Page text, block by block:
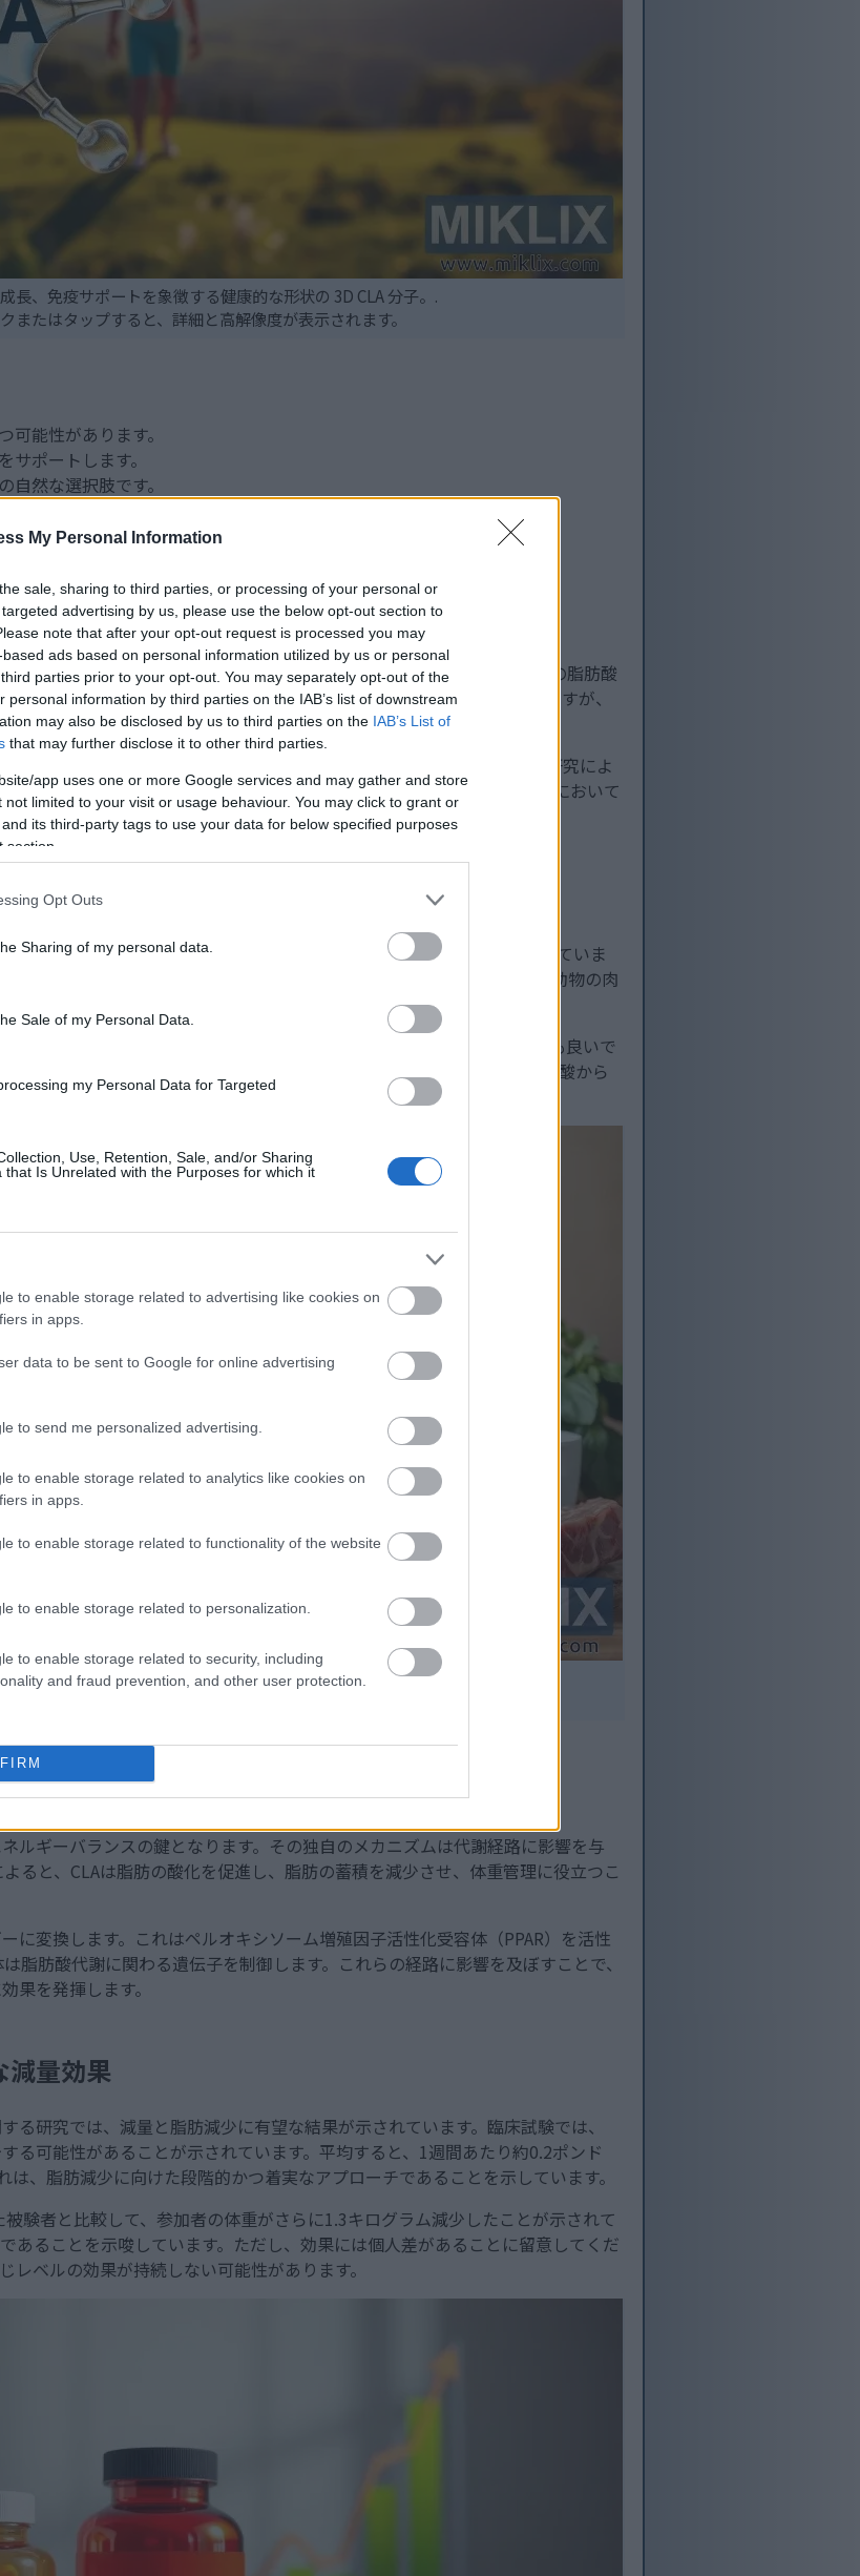
My Personal Information
sale, sharing to third parties, or processing of your personal or
advertising by us, please use the below opt-out section to
note that after your opt-out request is processed you may
ads based on personal information utilized by us or personal
parties prior to your opt-out. You may separately opt-out of the
personal information by third parties on the IAB’s list of downstream
may also be disclosed by us to third parties on the IAB’s List of
that may further disclose it to other third parties.
app uses one or more Google services and may gather and store
limited to your visit or usage behaviour. You may click to grant or
its third-party tags to use your data for below specified purposes
Opt Outs
Sharing of my personal data.
Sale of my Personal Data.
my Personal Data for Targeted
Use, Retention, Sale, and/or Sharing
that Is Unrelated with the Purposes for which it
to enable storage related to advertising like cookies on
in apps.
data to be sent to Google for online advertising
to send me personalized advertising.
to enable storage related to analytics like cookies on
in apps.
to enable storage related to functionality of the website
to enable storage related to personalization.
to enable storage related to security, including
and fraud prevention, and other user protection.
長、免疫サポートを象徴する健康的な形状の 3D CLA 分子。.
またはタップすると、詳細と高解像度が表示されます。
可能性があります。
ポートします。
自然な選択肢です。
成に由来します。
まりにより、CLA の需要が高まっています。
ですか？
乳製品に含まれる脂肪酸の一種です。CLAは独特の二重結合を持ち、他の脂肪酸
多価不飽和脂肪酸の一種とされています。トランス脂肪酸に分類されますが、
ります。
ランス-11、トランス-10が最も多く、シス-12が最も多く見られます。研究によ
炎症作用を持つ可能性が示唆されています。そのため、CLAは健康研究において
給源
れていますが、主に牛、羊、山羊などの反芻動物の肉や乳製品に含まれていま
物の食事によって異なります。例えば、牧草飼育の肉には、穀物飼育の動物の肉
。
しますが、女性は平均約151mgです。肉や乳製品などの天然由来のCLAも良いで
し、これらのサプリメントは、植物油由来の化学的に変化したリノール酸から
品、ナッツ、種子、アボカドなどの CLA が豊富な食品の静物画。.
でどのように働くか
ルギーバランスの鍵となります。その独自のメカニズムは代謝経路に影響を与
ると、CLAは脂肪の酸化を促進し、脂肪の蓄積を減少させ、体重管理に役立つこ
に変換します。これはペルオキシソーム増殖因子活性化受容体（PPAR）を活性
脂肪酸代謝に関わる遺伝子を制御します。これらの経路に影響を及ぼすことで、
果を発揮します。
減量効果
る研究では、減量と脂肪減少に有望な結果が示されています。臨床試験では、
る可能性があることが示されています。平均すると、1週間あたり約0.2ポンド
は、脂肪減少に向けた段階的かつ着実なアプローチであることを示しています。
験者と比較して、参加者の体重がさらに1.3キログラム減少したことが示されて
あることを示唆しています。ただし、効果には個人差があることに留意してくだ
ベルの効果が持続しない可能性があります。